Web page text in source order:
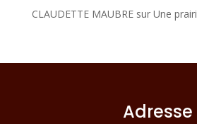
CLAUDETTE MAUBREsur Une
Adresse